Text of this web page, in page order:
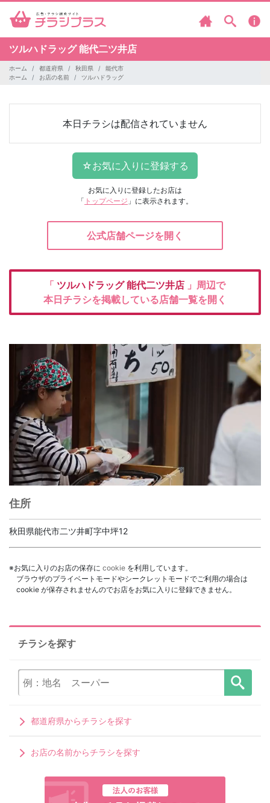
ツルハドラッグ能代二ツ井店
ホーム 都道府県 秋田県
能代市
ホーム
お店の名前 ツルハドラッグ
本日チラシは配信されていません
お気に入りに登録したお店は
「 トップページ 」に表示されます。
公式店舗ページを開く
「 ツルハドラッグ能代二ツ井店 」周辺で
本日チラシを掲載している店舗一覧を開く
住所
秋田県能代市二ツ井町字中坪12
※お気に入りのお店の保存に cookie を利用しています。
ブラウザのプライベートモードやシークレットモードでご利用の場合は
cookie が保存されませんのでお店をお気に入りに登録できません。
チラシを探す
都道府県からチラシを探す
お店の名前からチラシを探す